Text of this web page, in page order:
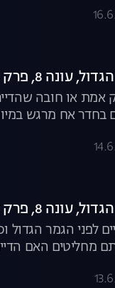
8, פרק 58: המשחק שיצא משליטה
או חובה
בחדר אח מרגש
8, פרק 57: משדר הדחה!
לפני הגמר הגדול
מחליטים האם